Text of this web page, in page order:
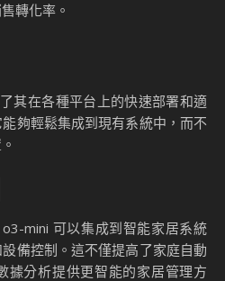
轉化率。
其在各種平台上的快速部署和適
夠輕鬆集成到現有系統中，而不
mini 可以集成到智能家居系統
備控制。這不僅提高了家庭自動
據分析提供更智能的家居管理方